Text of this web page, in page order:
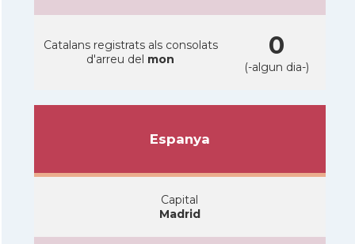
Catalans registrats als consolats
d'arreu del mon 0
(-algun dia-)
Espanya
Capital
Madrid